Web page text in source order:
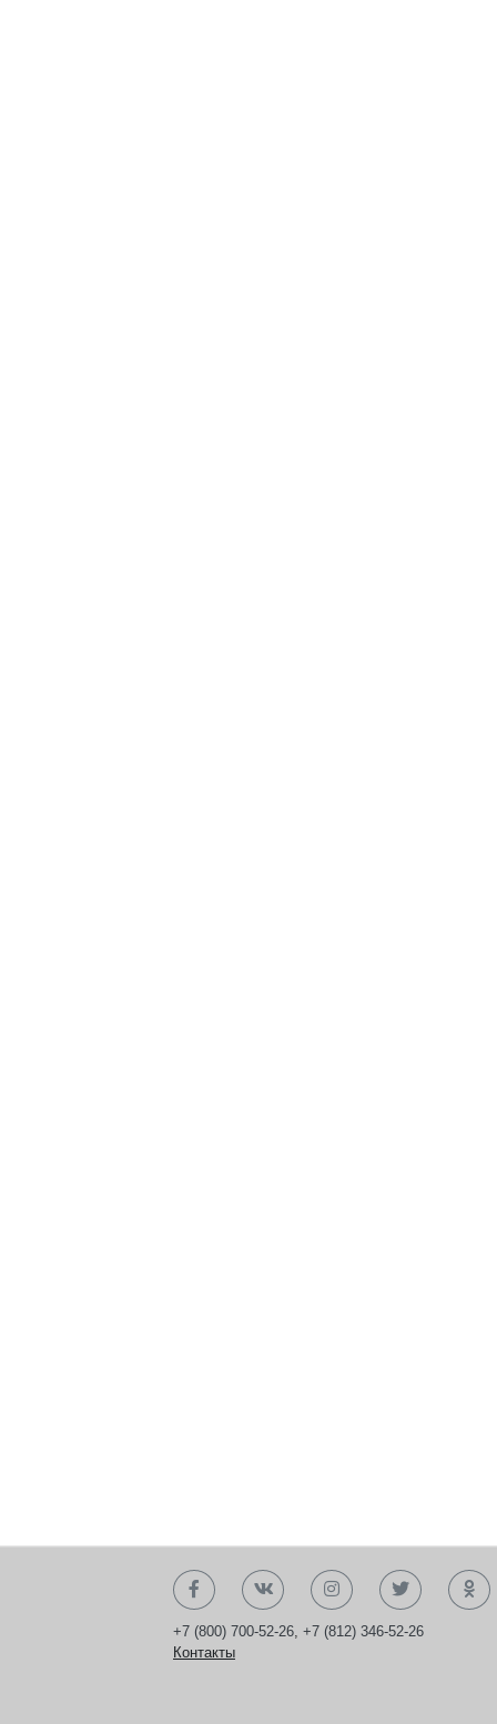
+7 (800) 700-52-26, +7 (812) 346-52-26
Контакты